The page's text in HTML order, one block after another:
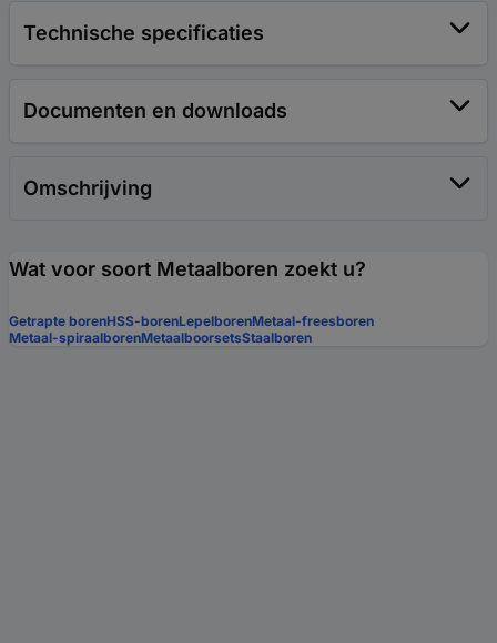
Technische specificaties
Documenten en downloads
Omschrijving
Wat voor soort Metaalboren zoekt u?
Getrapte borenHSS-borenLepelborenMetaal-freesboren
Metaal-spiraalborenMetaalboorsetsStaalboren